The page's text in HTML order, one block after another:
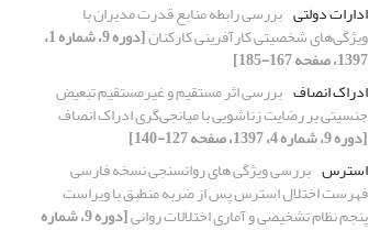
ادارات دولتی بررسی رابطه منابع قدرت مدیران با
ویژگی‌های شخصیتی کارآفرینی کارکنان [دوره 9، شماره 1،
1397، صفحه 167-185]
ادراک انصاف بررسی اثر مستقیم و غیرمستقیم تبعیض
جنسیتی بر رضایت زناشویی با میانجی‌گری ادراک انصاف
[دوره 9، شماره 4، 1397، صفحه 127-140]
استرس بررسی ویژگی های روانسنجی نسخه فارسی
فهرست اختلال استرس پس از ضربه‌ منطبق با ویراست
پنجم نظام تشخیصی و آماری اختلالات روانی [دوره 9، شماره